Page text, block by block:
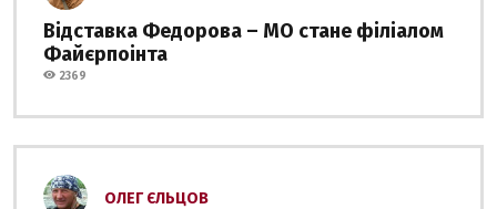
Відставка Федорова – МО стане філіалом
Файєрпоінта
2369
ОЛЕГ ЄЛЬЦОВ